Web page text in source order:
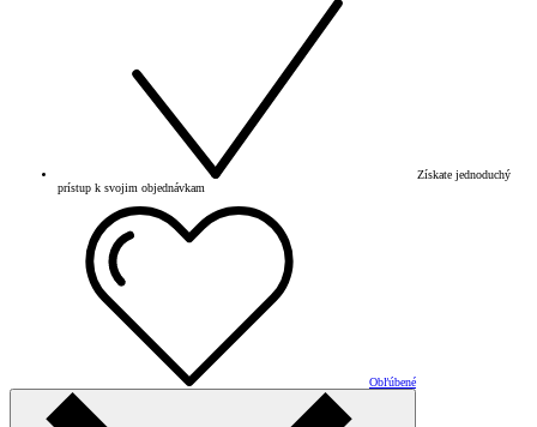
Získate jednoduchý
prístup k svojim objednávkam
Obľúbené